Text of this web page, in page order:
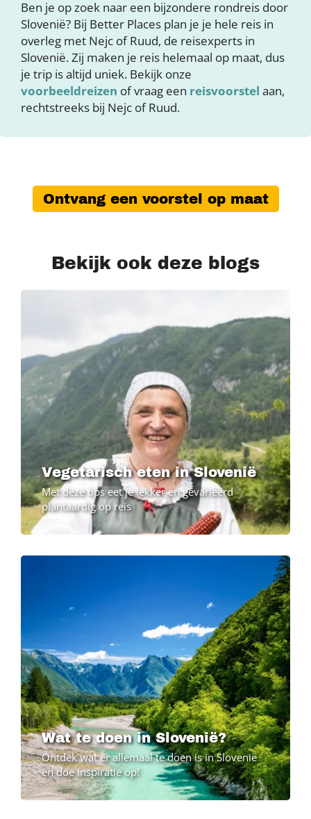
Ben je op zoek naar een bijzondere rondreis door
Slovenië? Bij Better Places plan je je hele reis in
overleg met Nejc of Ruud, de reisexperts in
Slovenië. Zij maken je reis helemaal op maat, dus
je trip is altijd uniek. Bekijk onze
voorbeeldreizen of vraag een reisvoorstel aan,
rechtstreeks bij Nejc of Ruud.
Ontvang een voorstel op maat
Bekijk ook deze blogs
Vegetarisch eten in Slovenië
Met deze tips eet je lekker en gevarieerd
plantaardig op reis
Wat te doen in Slovenië?
Ontdek wat er allemaal te doen is in Slovenië
en doe inspiratie op!